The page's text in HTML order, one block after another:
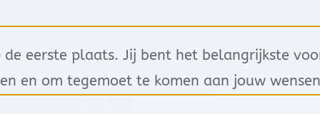
eerste plaats. Jij bent het belangrijkste
en om tegemoet te komen aan jouw